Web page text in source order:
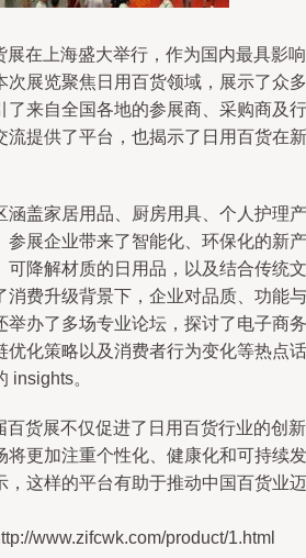
在上海盛大举行，作为国内最具影响
次展览聚焦日用百货领域，展示了众多
了来自全国各地的参展商、采购商及行
流提供了平台，也揭示了日用百货在新
涵盖家居用品、厨房用具、个人护理产
参展企业带来了智能化、环保化的新产
可降解材质的日用品，以及结合传统文
消费升级背景下，企业对品质、功能与
举办了多场专业论坛，探讨了电子商务
优化策略以及消费者行为变化等热点话
insights。
货展不仅促进了日用百货行业的创新
将更加注重个性化、健康化和可持续发
，这样的平台有助于推动中国百货业迈
www.zifcwk.com/product/1.html